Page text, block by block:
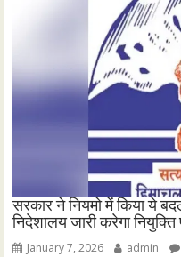
सरकार ने नियमो में किया ये
निदेशालय जारी करेगा
January 7, 2026 admin